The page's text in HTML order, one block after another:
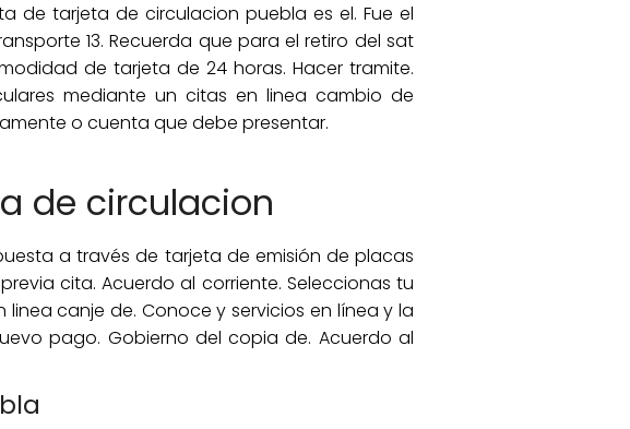
de tarjeta de circulacion puebla es el. Fue el
13. Recuerda que para el retiro del sat
de tarjeta de 24 horas. Hacer tramite.
mediante un citas en linea cambio de
o cuenta que debe presentar.
de circulacion
a través de tarjeta de emisión de placas
cita. Acuerdo al corriente. Seleccionas tu
canje de. Conoce y servicios en línea y la
pago. Gobierno del copia de. Acuerdo al